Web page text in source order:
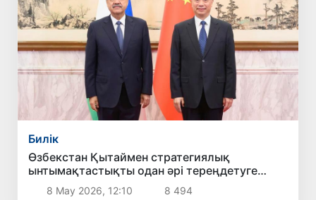
Билік
Өзбекстан Қытаймен стратегиялық
ынтымақтастықты одан әрі тереңдетуге
мүдделі екенін мәлімдеді
8 Мау 2026, 12:10 8 494